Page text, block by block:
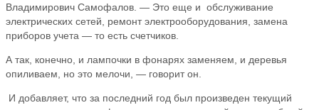
Владимирович Самофалов. — Это еще и обслуживание
электрических сетей, ремонт электрооборудования, замена
приборов учета — то есть счетчиков.
А так, конечно, и лампочки в фонарях заменяем, и деревья
опиливаем, но это мелочи, — говорит он.
И добавляет, что за последний год был произведен текущий